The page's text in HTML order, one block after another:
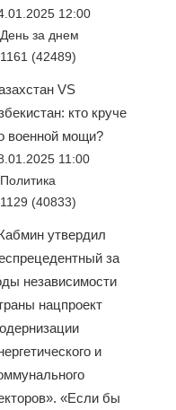
12:00
День за днем
1161 (42489)
VS
кто круче
военной мощи?
11:00
Политика
1129 (40833)
утвердил
за
независимости
нацпроект
и
«Если бы